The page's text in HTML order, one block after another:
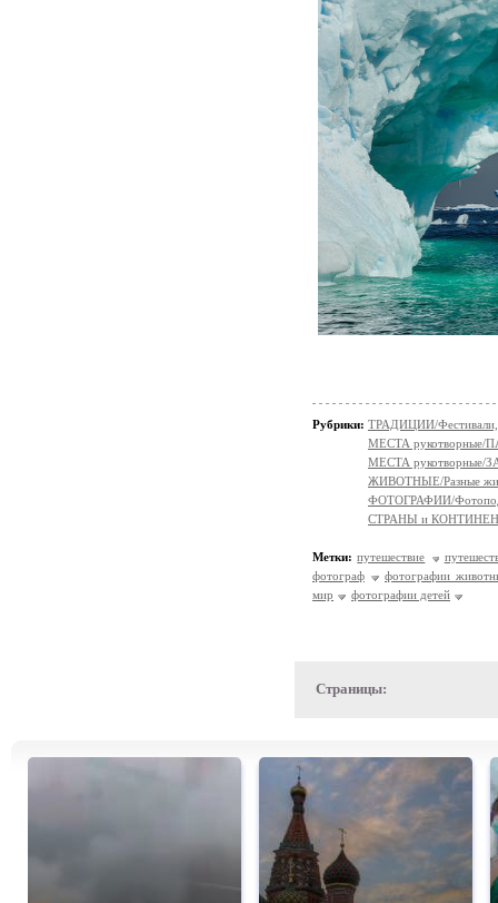
Рубрики: ТРАДИЦИИ/
МЕСТА рукотворные/
МЕСТА
ЖИВОТНЫЕ/Разные
ФОТОГРАФИИ/
СТРАНЫ и
Метки: путешествие
фотограф
фотографии
мир
фотографии детей
Страницы: